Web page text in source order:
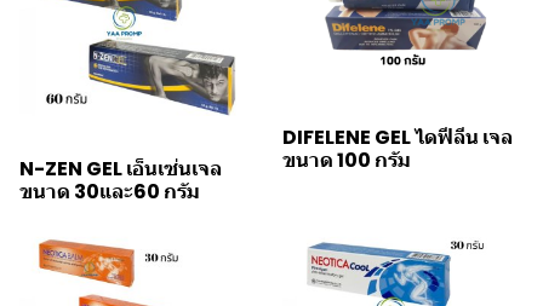
N-ZEN GEL เอ็นเซ่นเจล
ขนาด 30และ60 กรัม
DIFELENE GEL ไดฟีลีน เจล
ขนาด 100 กรัม